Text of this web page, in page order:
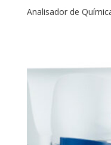
Analisador de